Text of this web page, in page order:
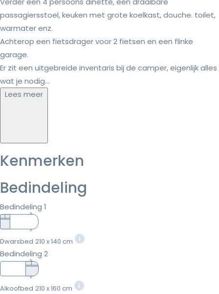
passagiersstoel, keuken met grote koelkast, douche. toilet,
warmater enz.
Achterop een fietsdrager voor 2 fietsen en een flinke
garage.
Er zit een uitgebreide inventaris bij de camper, eigenlijk alles
wat je nodig...
Lees meer
Kenmerken
Bedindeling
Bedindeling 1
Dwarsbed 210 x 140 cm
Bedindeling 2
Alkoofbed 210 x 160 cm